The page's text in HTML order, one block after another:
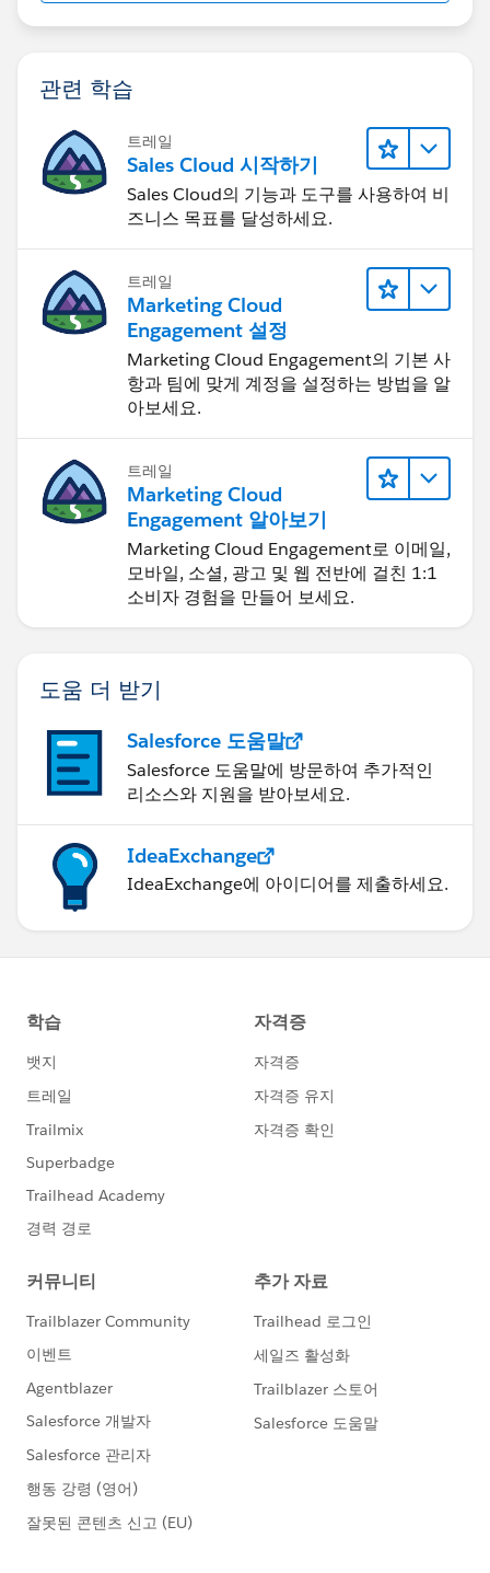
관련 학습
트레일
Sales Cloud 시작하기
Sales Cloud의 기능과 도구를 사용하여 비
즈니스 목표를 달성하세요.
트레일
Marketing Cloud
Engagement 설정
Marketing Cloud Engagement의 기본 사
항과 팀에 맞게 계정을 설정하는 방법을 알
아보세요.
트레일
Marketing Cloud
Engagement 알아보기
Marketing Cloud Engagement로 이메일,
모바일, 소셜, 광고 및 웹 전반에 걸친 1:1
소비자 경험을 만들어 보세요.
도움 더 받기
Salesforce 도움말
Salesforce 도움말에 방문하여 추가적인
리소스와 지원을 받아보세요.
IdeaExchange
IdeaExchange에 아이디어를 제출하세요.